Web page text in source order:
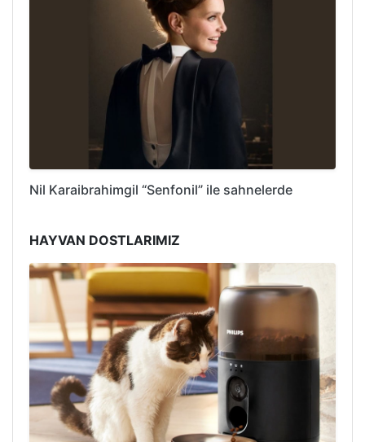
Nil Karaibrahimgil “Senfonil” ile sahnelerde
HAYVAN DOSTLARIMIZ